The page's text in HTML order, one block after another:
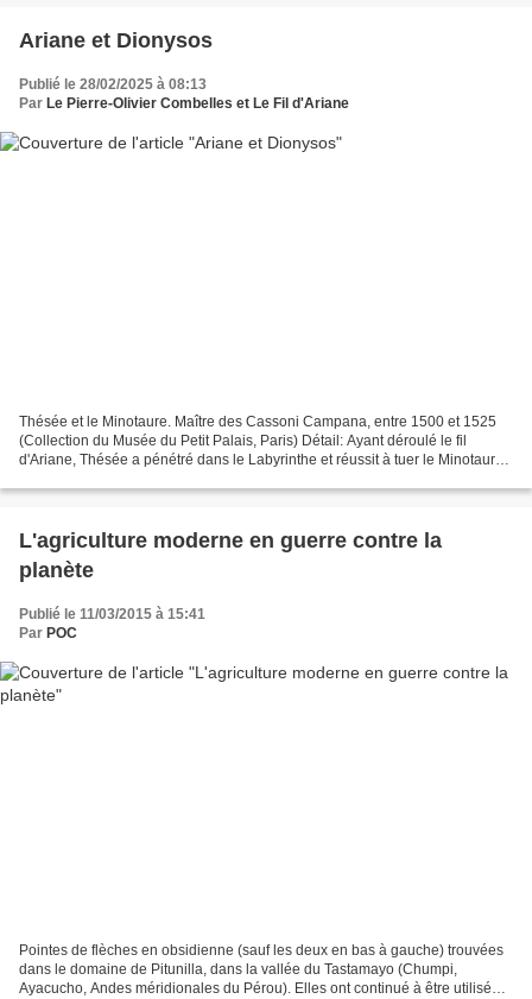
Ariane et Dionysos
Publié le 28/02/2025 à 08:13
Par Le Pierre-Olivier Combelles et Le Fil d'Ariane
Thésée et le Minotaure. Maître des Cassoni Campana, entre 1500 et 1525
(Collection du Musée du Petit Palais, Paris) Détail: Ayant déroulé le fil
d'Ariane, Thésée a pénétré dans le Labyrinthe et réussit à tuer le Minotaure.
L'agriculture moderne en guerre contre la
planète
Publié le 11/03/2015 à 15:41
Par POC
Pointes de flèches en obsidienne (sauf les deux en bas à gauche) trouvées
dans le domaine de Pitunilla, dans la vallée du Tastamayo (Chumpi,
Ayacucho, Andes méridionales du Pérou). Elles ont continué à être utilisées